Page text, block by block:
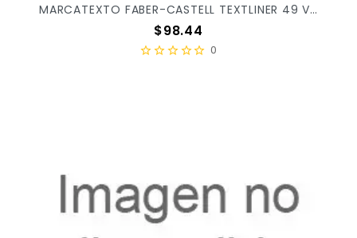
MARCATEXTO FABER-CASTELL TEXTLINER 49 VERDE C/12PZ 554963
Precio
$98.44
0